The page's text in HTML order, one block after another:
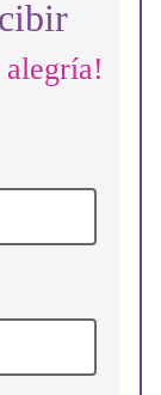
alegría!